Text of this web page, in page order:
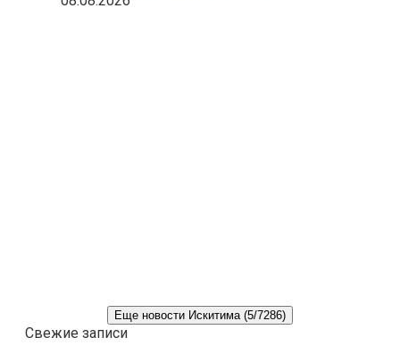
Еще новости Искитима (5/7286)
Свежие записи